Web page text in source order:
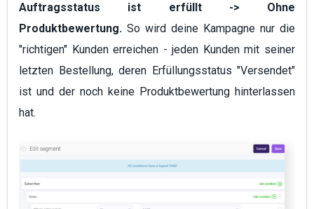
Auftragsstatus ist erfüllt -> Ohne
Produktbewertung. So wird deine Kampagne nur die
"richtigen" Kunden erreichen - jeden Kunden mit seiner
letzten Bestellung, deren Erfüllungsstatus "Versendet"
ist und der noch keine Produktbewertung hinterlassen
hat.